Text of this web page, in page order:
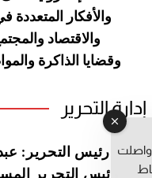
والأفكار المتعددة
والاقتصاد
وقضايا الذاكرة
إدارة التحرير
رئيس التحرير:
رئيس التحرير
واصلت